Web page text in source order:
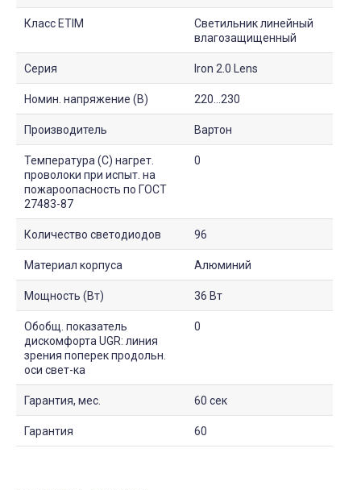
Класс ETIM
Светильник линейный
влагозащищенный
Серия Iron 2.0 Lens
Номин. напряжение (В) 220...230
Производитель Вартон
Температура (С) нагрет.
проволоки при испыт. на
пожароопасность по ГОСТ
27483-87
0
Количество светодиодов 96
Материал корпуса Алюминий
Мощность (Вт) 36 Вт
Обобщ. показатель
дискомфорта UGR: линия
зрения поперек продольн.
оси свет-ка
0
Гарантия, мес. 60 сек
Гарантия 60